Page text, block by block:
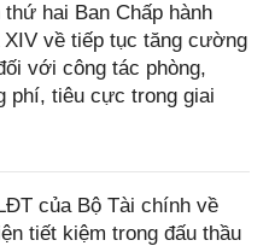
hai Ban Chấp hành
về tiếp tục tăng cường
với công tác phòng,
phí, tiêu cực trong giai
của Bộ Tài chính về
tiết kiệm trong đấu thầu